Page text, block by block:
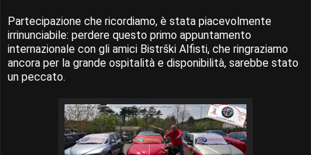
Partecipazione che ricordiamo, è stata piacevolmente
irrinunciabile: perdere questo primo appuntamento
internazionale con gli amici Bistrški Alfisti, che ringraziamo
ancora per la grande ospitalità e disponibilità, sarebbe stato
un peccato.